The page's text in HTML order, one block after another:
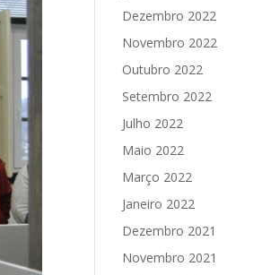
Dezembro 2022
Novembro 2022
Outubro 2022
Setembro 2022
Julho 2022
Maio 2022
Março 2022
Janeiro 2022
Dezembro 2021
Novembro 2021